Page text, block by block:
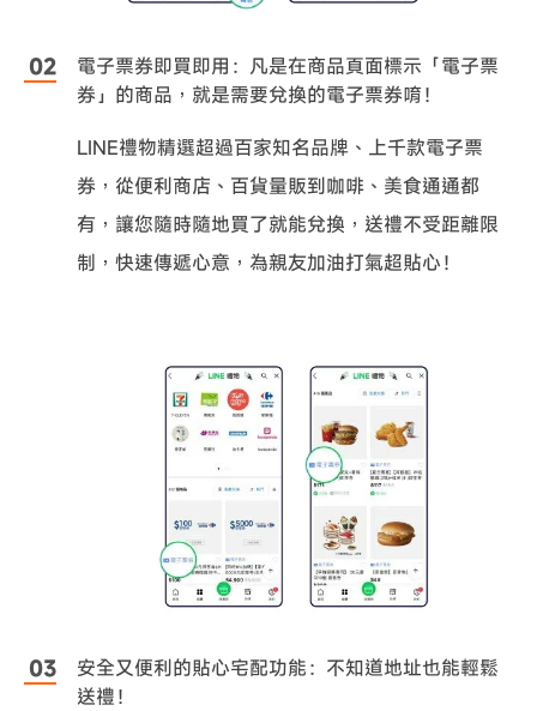
電子票券即買即用：凡是在商品頁面標示「電子票
券」的商品，就是需要兌換的電子票券唷！
LINE禮物精選超過百家知名品牌、上千款電子票
券，從便利商店、百貨量販到咖啡、美食通通都
有，讓您隨時隨地買了就能兌換，送禮不受距離限
制，快速傳遞心意，為親友加油打氣超貼心！
安全又便利的貼心宅配功能：不知道地址也能輕鬆
送禮！